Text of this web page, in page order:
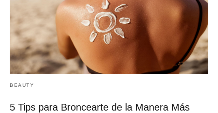
BEAUTY
5 Tips para Broncearte de la Manera Más